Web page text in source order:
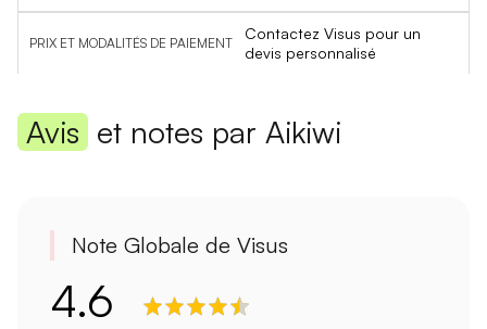
Contactez Visus pour un
devis personnalisé
Avis et notes par Aikiwi
Note Globale de Visus
4.6